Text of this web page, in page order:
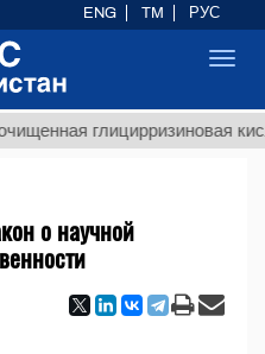
глицирризиновая кислота
о научной
ENG TM РУС